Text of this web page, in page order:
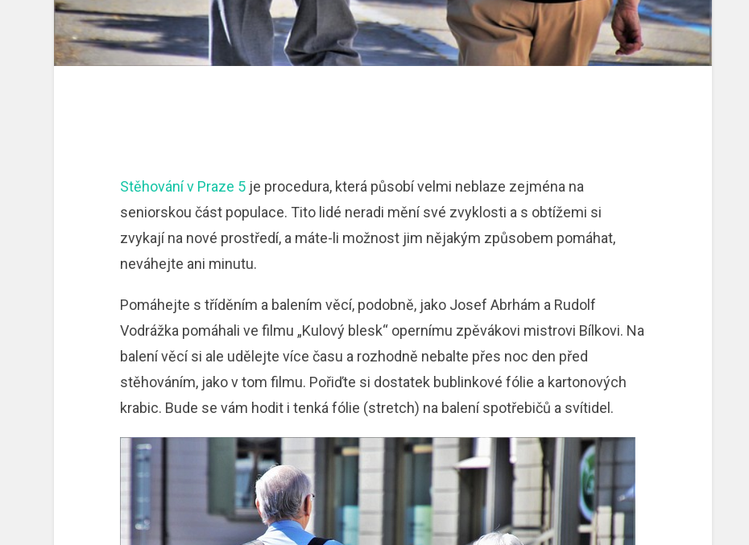
Stěhování v Praze 5je procedura, která působí velmi neblaze zejména na
seniorskou část populace. Tito lidé neradi mění své zvyklosti a s obtížemi si
zvykají na nové prostředí, a máte-li možnost jim nějakým způsobem pomáhat,
neváhejte ani minutu.
Pomáhejte s tříděním a balením věcí, podobně, jako Josef Abrhám a Rudolf
Vodrážka pomáhali ve filmu „Kulový blesk“ opernímu zpěvákovi mistrovi Bílkovi. Na
balení věcí si ale udělejte více času a rozhodně nebalte přes noc den před
stěhováním, jako v tom filmu. Pořiďte si dostatek bublinkové fólie a kartonových
krabic. Bude se vám hodit i tenká fólie (stretch) na balení spotřebičů a svítidel.